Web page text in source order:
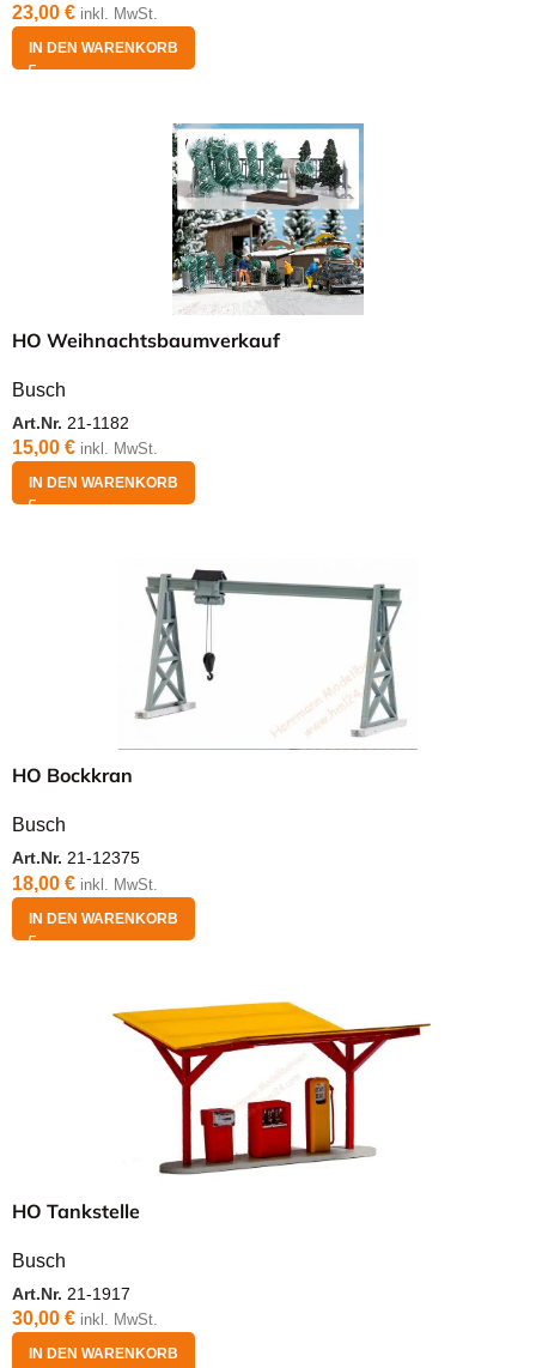
23,00 € inkl. MwSt.
IN DEN WARENKORB
HO Weihnachtsbaumverkauf
Busch
Art.Nr. 21-1182
15,00 € inkl. MwSt.
IN DEN WARENKORB
HO Bockkran
Busch
Art.Nr. 21-12375
18,00 € inkl. MwSt.
IN DEN WARENKORB
HO Tankstelle
Busch
Art.Nr. 21-1917
30,00 € inkl. MwSt.
IN DEN WARENKORB